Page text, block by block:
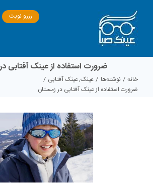
content
رزرو نوبت
ضرورت استفاده از عینک آفتابی
خانه نوشته‌ها عینک عینک آفتابی
ضرورت استفاده از عینک آفتابی در زمستان